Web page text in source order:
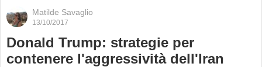
Matilde Savaglio
13/10/2017
Donald Trump: strategie per
contenere l'aggressività dell'Iran